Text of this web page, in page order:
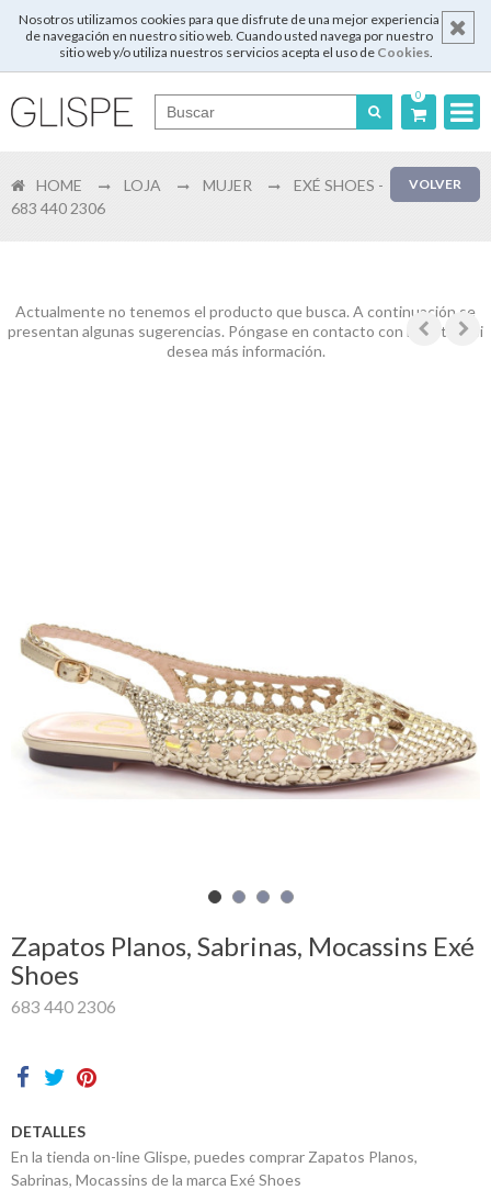
Nosotros utilizamos cookies para que disfrute de una mejor experiencia
de navegación en nuestro sitio web. Cuando usted navega por nuestro
sitio web y/o utiliza nuestros servicios acepta el uso de Cookies.
0
English
Mujer
Hombre
Marcas
Facebook
Quienes
VOLVER
HOME LOJA MUJER
EXÉ SHOES -
683 440 2306
Actualmente no tenemos el producto que busca. A continuación se
presentan algunas sugerencias. Póngase en contacto con nosotros si
desea más información.
Zapatos Planos, Sabrinas, Mocassins Exé
Shoes
683 440 2306
DETALLES
En la tienda on-line Glispe, puedes comprar Zapatos Planos,
Sabrinas, Mocassins de la marca Exé Shoes